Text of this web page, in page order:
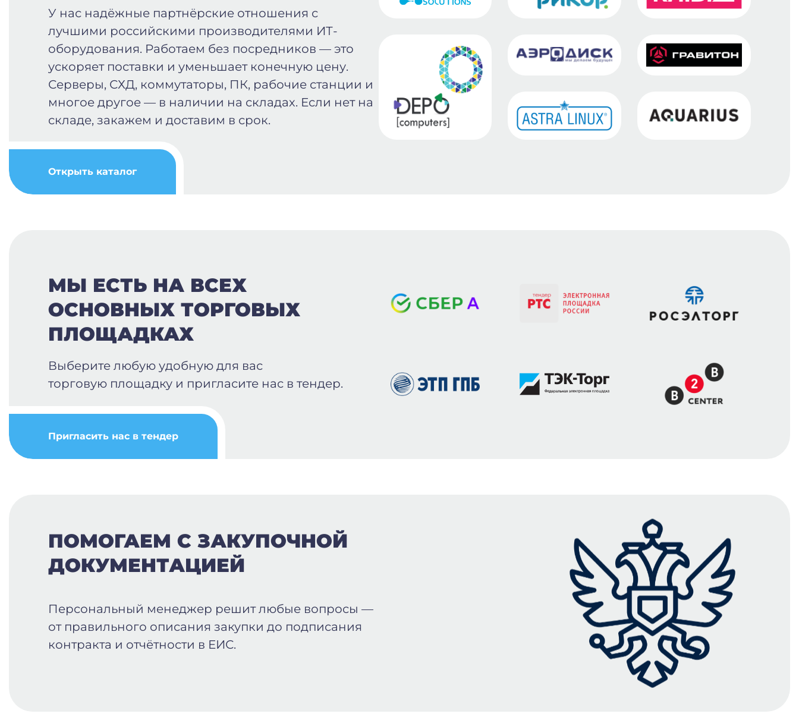
У нас надёжные партнёрские отношения с
лучшими российскими производителями ИТ-
оборудования. Работаем без посредников — это
ускоряет поставки и уменьшает конечную цену.
Серверы, СХД, коммутаторы, ПК, рабочие станции и
многое другое — в наличии на складах. Если нет на
складе, закажем и доставим в срок.
Открыть каталог
МЫ ЕСТЬ НА ВСЕХ
ОСНОВНЫХ ТОРГОВЫХ
ПЛОЩАДКАХ
Выберите любую удобную для вас
торговую площадку и пригласите нас в тендер.
Пригласить нас в тендер
ПОМОГАЕМ С ЗАКУПОЧНОЙ
ДОКУМЕНТАЦИЕЙ
Персональный менеджер решит любые вопросы —
от правильного описания закупки до подписания
контракта и отчётности в ЕИС.